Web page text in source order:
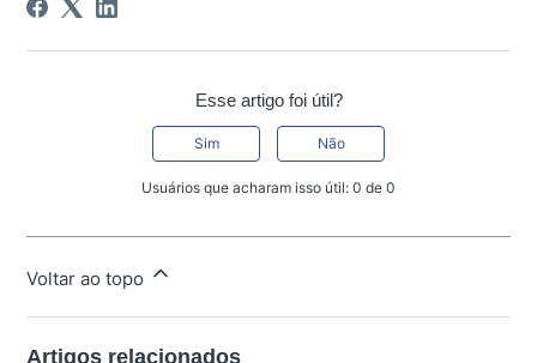
Esse artigo foi útil?
Sim Não
Usuários que acharam isso útil: 0 de 0
Voltar ao topo
Artigos relacionados